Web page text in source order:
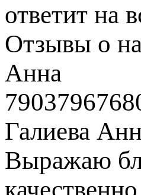
ответит на
Отзывы о
Анна
Галиева
Выражаю